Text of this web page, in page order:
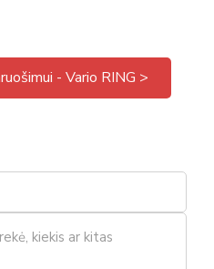
- Vario RING >